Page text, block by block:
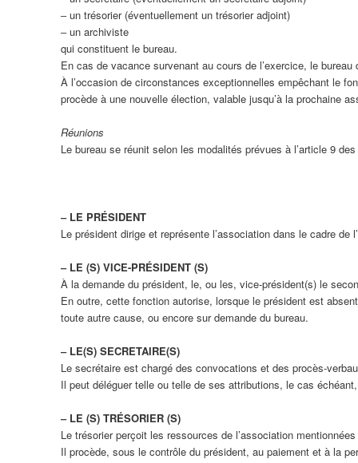
‒ un trésorier (éventuellement un trésorier adjoint)
‒ un archiviste
qui constituent le bureau.
En cas de vacance survenant au cours de l’exercice, le
À l’occasion de circonstances exceptionnelles empêchant le
procède à une nouvelle élection, valable jusqu’à la prochaine
Réunions
Le bureau se réunit selon les modalités prévues à l’article 9
‒ LE PRÉSIDENT
Le président dirige et représente l’association dans le cadre de
‒ LE (S) VICE-PRÉSIDENT (S)
À la demande du président, le, ou les, vice-président(s) le
En outre, cette fonction autorise, lorsque le président est
toute autre cause, ou encore sur demande du bureau.
‒ LE(S) SECRETAIRE(S)
Le secrétaire est chargé des convocations et des procès-
Il peut déléguer telle ou telle de ses attributions, le cas
‒ LE (S) TRÉSORIER (S)
Le trésorier perçoit les ressources de l’association
Il procède, sous le contrôle du président, au paiement et à la